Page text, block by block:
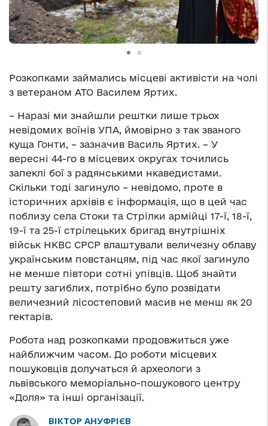
Розкопками займались місцеві активісти на чолі
з ветераном АТО Василем Яртих.
– Наразі ми знайшли рештки лише трьох
невідомих воїнів УПА, ймовірно з так званого
куща Гонти, – зазначив Василь Яртих. – У
вересні 44-го в місцевих округах точились
запеклі бої з радянськими нкаведистами.
Скільки тоді загинуло – невідомо, проте в
історичних архівів є інформація, що в цей час
поблизу села Стоки та Стрілки армійці 17-ї, 18-ї,
19-ї та 25-ї стрілецьких бригад внутрішніх
військ НКВС СРСР влаштували величезну облаву
українським повстанцям, під час якої загинуло
не менше півтори сотні упівців. Щоб знайти
решту загиблих, потрібно було розвідати
величезний лісостеповий масив не менш як 20
гектарів.
Робота над розкопками продовжиться уже
найближчим часом. До роботи місцевих
пошуковців долучаться й археологи з
львівського меморіально-пошукового центру
«Доля» та інші організації.
ВІКТОР АНУФРІЄВ